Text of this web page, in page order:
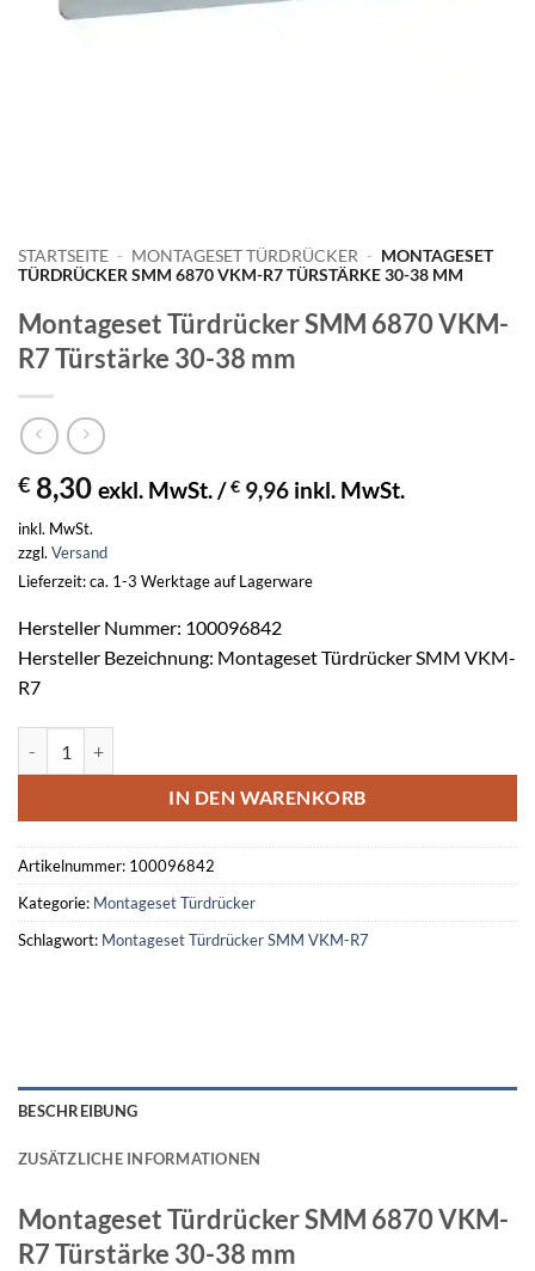
STARTSEITE - MONTAGESET TÜRDRÜCKER - MONTAGESET
TÜRDRÜCKER SMM 6870 VKM-R7 TÜRSTÄRKE 30-38 MM
Montageset Türdrücker SMM 6870 VKM-
R7 Türstärke 30-38 mm
€ 8,30 exkl. MwSt. /€ 9,96 inkl. MwSt.
inkl. MwSt.
zzgl. Versand
Lieferzeit: ca. 1-3 Werktage auf Lagerware
Hersteller Nummer: 100096842
Hersteller Bezeichnung: Montageset Türdrücker SMM VKM-
R7
IN DEN WARENKORB
Artikelnummer: 100096842
Kategorie: Montageset Türdrücker
Schlagwort: Montageset Türdrücker SMM VKM-R7
BESCHREIBUNG
ZUSÄTZLICHE INFORMATIONEN
Montageset TürdrückerSMM 6870 VKM-
R7 Türstärke 30-38 mm